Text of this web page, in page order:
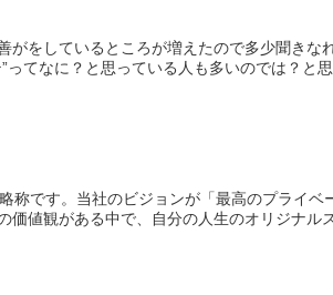
がをしているところが増えたので多少聞き
てなに？と思っている人も多いのでは？と思
称です。当社のビジョンが「最高のプライ
値観がある中で、自分の人生のオリジナル